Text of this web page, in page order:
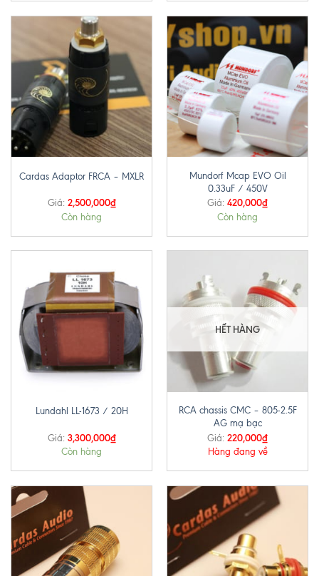
Cardas Adaptor FRCA – MXLR
Giá: 2,500,000₫
Còn hàng
Mundorf Mcap EVO Oil
0.33uF / 450V
Giá: 420,000₫
Còn hàng
Lundahl LL-1673 / 20H
Giá: 3,300,000₫
Còn hàng
HẾT HÀNG
RCA chassis CMC – 805-2.5F
AG mạ bạc
Giá: 220,000₫
Hàng đang về